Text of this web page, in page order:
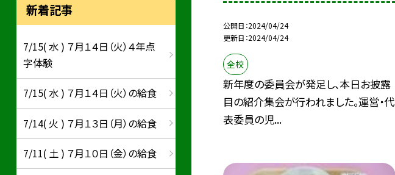
公開日 2024/04/24
更新日 2024/04/24
全校
新年度の委員会が発足し、本日お披露
目の紹介集会が行われました。運営・代
表委員の児...
新着記事
7/15( 水 ) ７月１４日（火）４年点
字体験
7/15( 水 ) ７月１４日（火）の給食
7/14( 火 ) ７月１３日（月）の給食
7/11( 土 ) ７月１０日（金）の給食